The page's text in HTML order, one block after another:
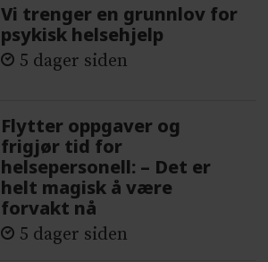
Vi trenger en grunnlov for
psykisk helsehjelp
5 dager siden
Flytter oppgaver og
frigjør tid for
helsepersonell: – Det er
helt magisk å være
forvakt nå
5 dager siden